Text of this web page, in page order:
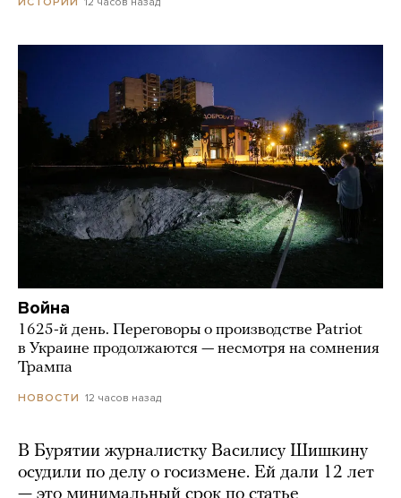
Война
1625-й день. Переговоры о производстве Patriot
в Украине продолжаются — несмотря на сомнения
Трампа
НОВОСТИ 12 часов назад
В Бурятии журналистку Василису Шишкину
осудили по делу о госизмене. Ей дали 12 лет